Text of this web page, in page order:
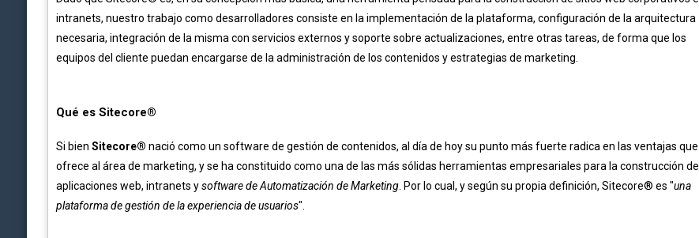
intranets, nuestro trabajo como desarrolladores consiste en la implementación de la plataforma, configuración de la arquitectura
necesaria, integración de la misma con servicios externos y soporte sobre actualizaciones, entre otras tareas, de forma que los
equipos del cliente puedan encargarse de la administración de los contenidos y estrategias de marketing.
Qué es Sitecore®
Si bien Sitecore® nació como un software de gestión de contenidos, al día de hoy su punto más fuerte radica en las ventajas que
ofrece al área de marketing, y se ha constituido como una de las más sólidas herramientas empresariales para la construcción de
aplicaciones web, intranets ysoftware de Automatización de Marketing. Por lo cual, y según su propia definición, Sitecore® es "una
plataforma de gestión de la experiencia de usuarios".